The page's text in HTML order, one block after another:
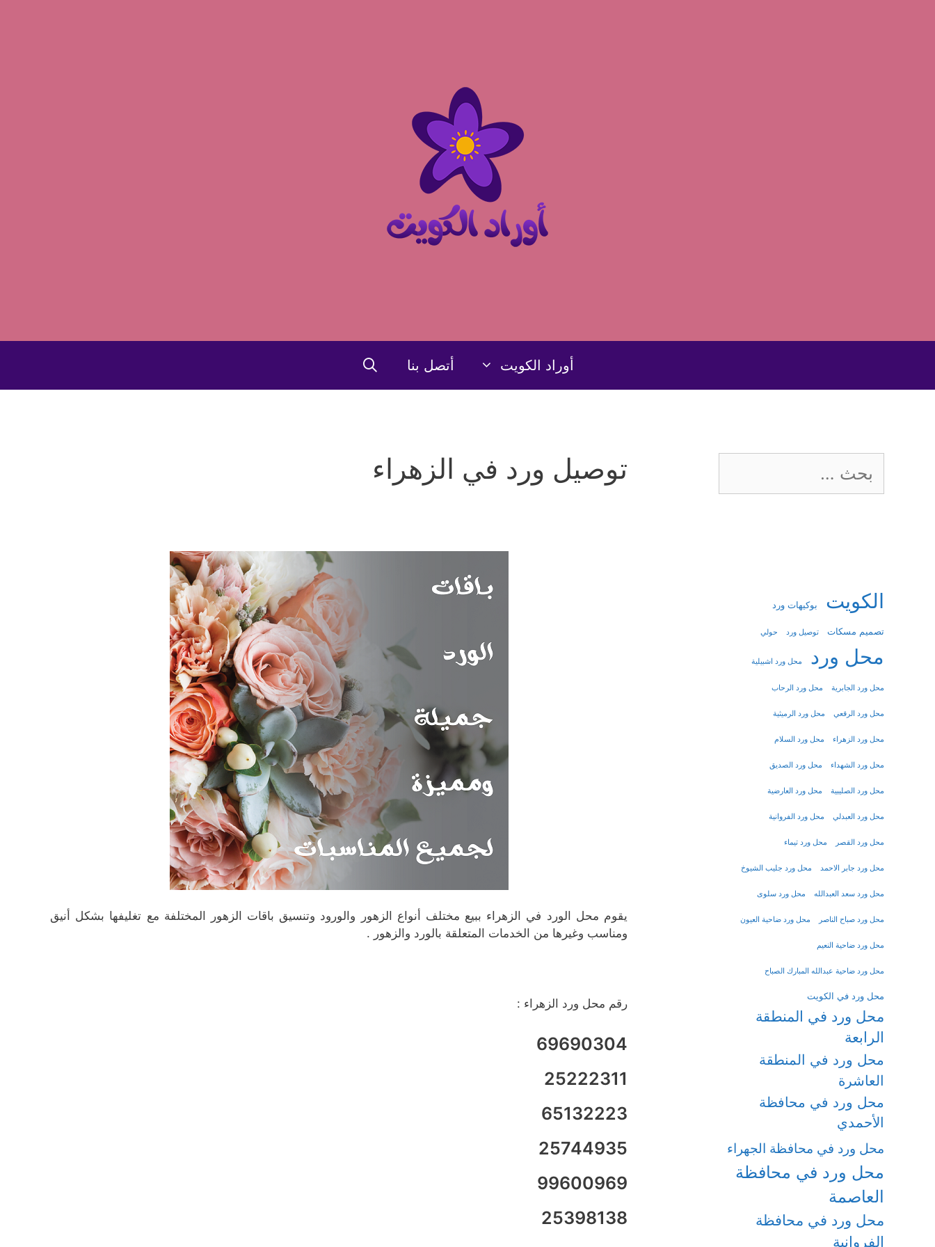
أوراد الكويت أتصل بنا
توصيل ورد في الزهراء
يقوم محل الورد في الزهراء ببيع مختلف أنواع الزهور والورود وتنسيق باقات الزهور المختلفة مع تغليفها بشكل أنيق
ومناسب وغيرها من الخدمات المتعلقة بالورد والزهور .
رقم محل ورد الزهراء :
69690304
25222311
65132223
25744935
99600969
25398138
البحث
عن:
الكويت بوكيهات ورد
تصميم مسكات توصيل ورد حولي
محل ورد محل ورد اشبيلية
محل ورد الجابرية محل ورد الرحاب
محل ورد الرقعي محل ورد الرميثية
محل ورد الزهراء محل ورد السلام
محل ورد الشهداء محل ورد الصديق
محل ورد الصليبية محل ورد العارضية
محل ورد العبدلي محل ورد الفروانية
محل ورد القصر محل ورد تيماء
محل ورد جابر الاحمد محل ورد جليب الشيوخ
محل ورد سعد العبدالله محل ورد سلوى
محل ورد صباح الناصر محل ورد ضاحية العيون
محل ورد ضاحية النعيم
محل ورد ضاحية عبدالله المبارك الصباح
محل ورد في الكويت
محل ورد في المنطقة
الرابعة
محل ورد في المنطقة
العاشرة
محل ورد في محافظة
الأحمدي
محل ورد في محافظة الجهراء
محل ورد في محافظة
العاصمة
محل ورد في محافظة
الفروانية